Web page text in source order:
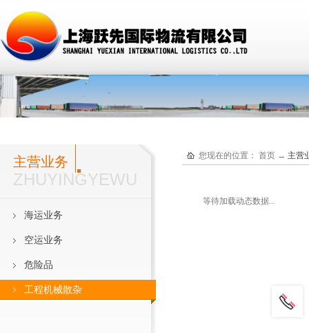
主营业务
ZHUYINGYEWU
海运业务
空运业务
危险品
工程机械散杂
您现在的位置： 首页 → 主营
等待加载动态数据...